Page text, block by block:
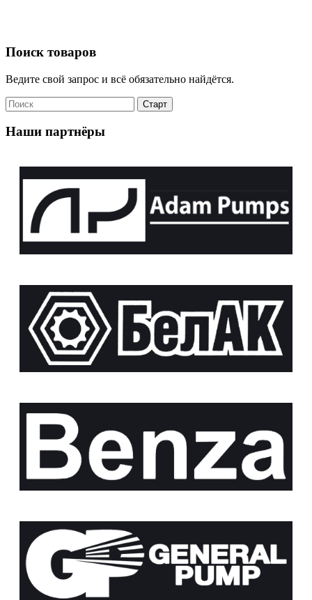
Поиск товаров
Ведите свой запрос и всё обязательно найдётся.
Наши партнёры